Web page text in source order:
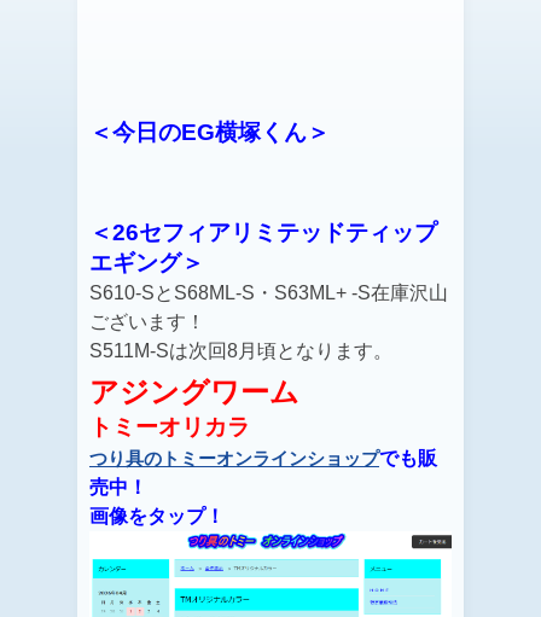
＜今日のEG横塚くん＞
＜26セフィアリミテッドティップ
エギング＞
S610-SとS68ML-S・S63ML+ -S在庫沢山
ございます！
S511M-Sは次回8月頃となります。
アジングワーム
トミーオリカラ
つり具のトミーオンラインショップでも販
売中！
画像をタップ！